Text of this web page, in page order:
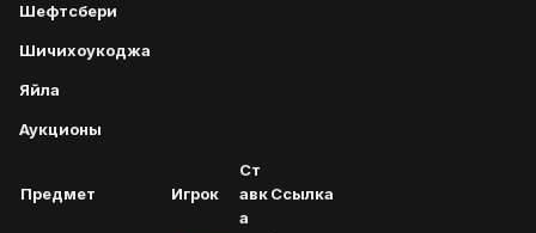
Шефтсбери
Шичихоукоджа
Яйла
Аукционы
Предмет Игрок
Ст
авк
а
Ссылка